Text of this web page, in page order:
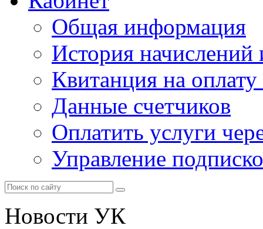
Общая информация
История начислений
Квитанция на
Данные счетчиков
Оплатить услуги
Управление
Новости УК